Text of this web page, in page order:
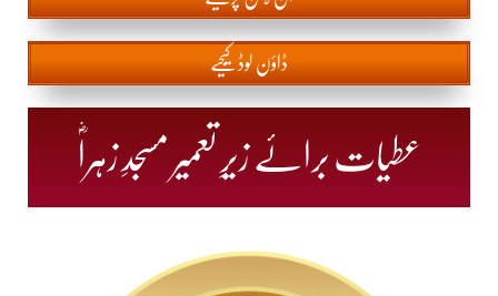
ڈاؤن لوڈ کیجیے
عطیات برائے زیرِ تعمیر مسجدِ زہراؓ